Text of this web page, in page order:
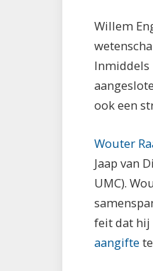
Willem
Inmiddels
ook een
Wouter
Jaap van
UMC).
feit dat hij
aangifte